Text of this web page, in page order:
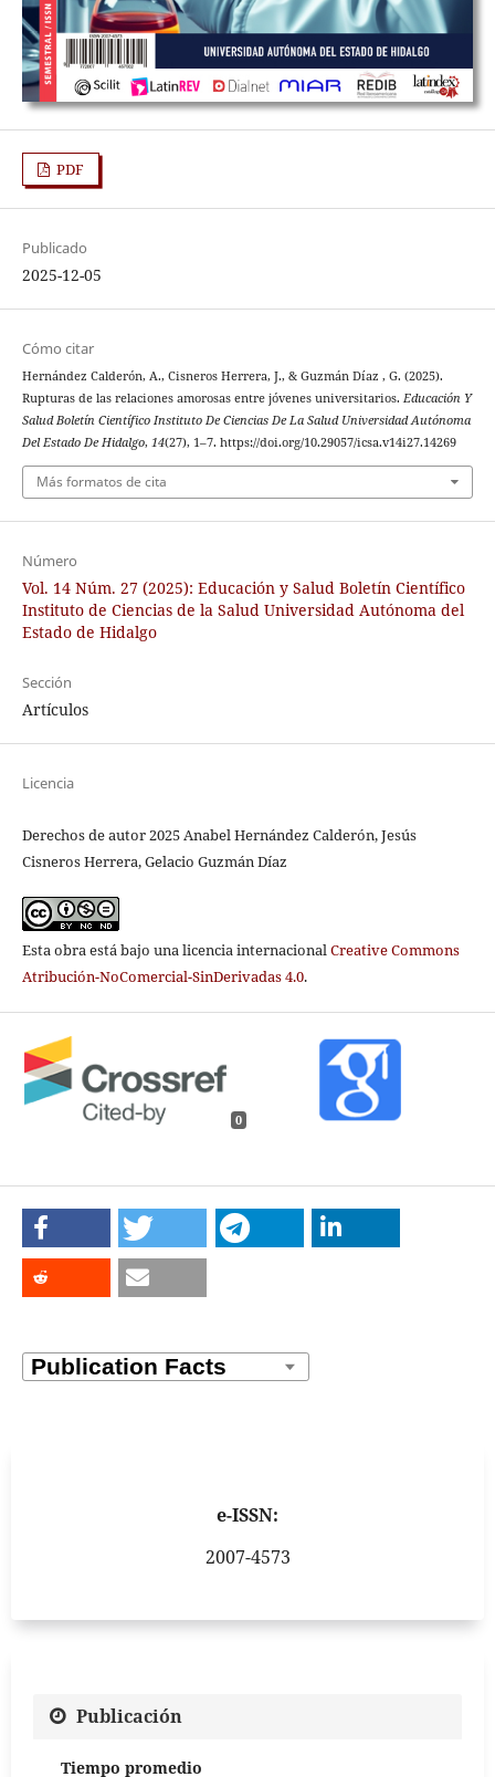
PDF
Publicado
2025-12-05
Cómo citar
Hernández Calderón, A., Cisneros Herrera, J., & Guzmán Díaz , G. (2025).
Rupturas de las relaciones amorosas entre jóvenes universitarios. Educación Y
Salud Boletín Científico Instituto De Ciencias De La Salud Universidad Autónoma
Del Estado De Hidalgo, 14(27), 1–7. https://doi.org/10.29057/icsa.v14i27.14269
Más formatos de cita
Número
Vol. 14 Núm. 27 (2025): Educación y Salud Boletín Científico
Instituto de Ciencias de la Salud Universidad Autónoma del
Estado de Hidalgo
Sección
Artículos
Licencia
Derechos de autor 2025 Anabel Hernández Calderón, Jesús
Cisneros Herrera, Gelacio Guzmán Díaz
Esta obra está bajo una licencia internacionalCreative Commons
Atribución-NoComercial-SinDerivadas 4.0.
0
e-ISSN:
2007-4573
Publicación
Tiempo promedio